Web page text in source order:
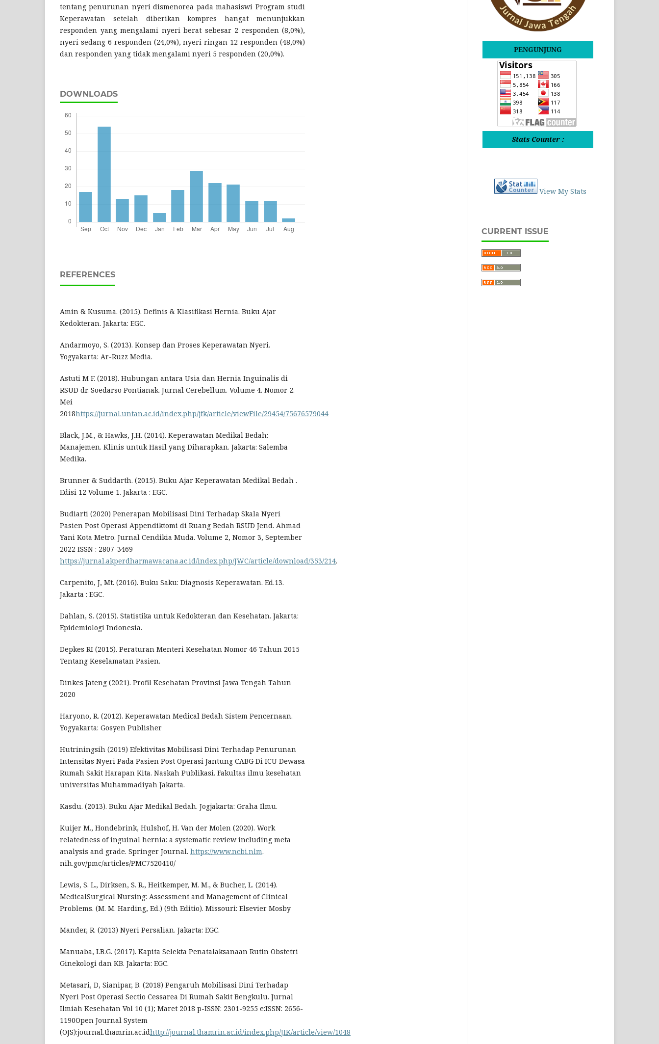
tentang penurunan nyeri dismenorea pada mahasiswi Program studi
Keperawatan setelah diberikan kompres hangat menunjukkan
responden yang mengalami nyeri berat sebesar 2 responden (8,0%),
nyeri sedang 6 responden (24,0%), nyeri ringan 12 responden (48,0%)
dan responden yang tidak mengalami nyeri 5 responden (20,0%).
DOWNLOADS
REFERENCES
Amin & Kusuma. (2015). Definis & Klasifikasi Hernia. Buku Ajar
Kedokteran. Jakarta: EGC.
Andarmoyo, S. (2013). Konsep dan Proses Keperawatan Nyeri.
Yogyakarta: Ar-Ruzz Media.
Astuti M F. (2018). Hubungan antara Usia dan Hernia Inguinalis di
RSUD dr. Soedarso Pontianak. Jurnal Cerebellum. Volume 4. Nomor 2.
Mei
2018https://jurnal.untan.ac.id/index.php/jfk/article/viewFile/29454/75676579044
Black, J.M., & Hawks, J.H. (2014). Keperawatan Medikal Bedah:
Manajemen. Klinis untuk Hasil yang Diharapkan. Jakarta: Salemba
Medika.
Brunner & Suddarth. (2015). Buku Ajar Keperawatan Medikal Bedah .
Edisi 12 Volume 1. Jakarta : EGC.
Budiarti (2020) Penerapan Mobilisasi Dini Terhadap Skala Nyeri
Pasien Post Operasi Appendiktomi di Ruang Bedah RSUD Jend. Ahmad
Yani Kota Metro. Jurnal Cendikia Muda. Volume 2, Nomor 3, September
2022 ISSN : 2807-3469
https://jurnal.akperdharmawacana.ac.id/index.php/JWC/article/download/353/214.
Carpenito, J, Mt. (2016). Buku Saku: Diagnosis Keperawatan. Ed.13.
Jakarta : EGC.
Dahlan, S. (2015). Statistika untuk Kedokteran dan Kesehatan. Jakarta:
Epidemiologi Indonesia.
Depkes RI (2015). Peraturan Menteri Kesehatan Nomor 46 Tahun 2015
Tentang Keselamatan Pasien.
Dinkes Jateng (2021). Profil Kesehatan Provinsi Jawa Tengah Tahun
2020
Haryono, R. (2012). Keperawatan Medical Bedah Sistem Pencernaan.
Yogyakarta: Gosyen Publisher
Hutriningsih (2019) Efektivitas Mobilisasi Dini Terhadap Penurunan
Intensitas Nyeri Pada Pasien Post Operasi Jantung CABG Di ICU Dewasa
Rumah Sakit Harapan Kita. Naskah Publikasi. Fakultas ilmu kesehatan
universitas Muhammadiyah Jakarta.
Kasdu. (2013). Buku Ajar Medikal Bedah. Jogjakarta: Graha Ilmu.
Kuijer M., Hondebrink, Hulshof, H. Van der Molen (2020). Work
relatedness of inguinal hernia: a systematic review including meta
analysis and grade. Springer Journal. https://www.ncbi.nlm.
nih.gov/pmc/articles/PMC7520410/
Lewis, S. L., Dirksen, S. R., Heitkemper, M. M., & Bucher, L. (2014).
MedicalSurgical Nursing: Assessment and Management of Clinical
Problems. (M. M. Harding, Ed.) (9th Editio). Missouri: Elsevier Mosby
Mander, R. (2013) Nyeri Persalian. Jakarta: EGC.
Manuaba, I.B.G. (2017). Kapita Selekta Penatalaksanaan Rutin Obstetri
Ginekologi dan KB. Jakarta: EGC.
Metasari, D, Sianipar, B. (2018) Pengaruh Mobilisasi Dini Terhadap
Nyeri Post Operasi Sectio Cessarea Di Rumah Sakit Bengkulu. Jurnal
Ilmiah Kesehatan Vol 10 (1); Maret 2018 p-ISSN: 2301-9255 e:ISSN: 2656-
1190Open Journal System
(OJS):journal.thamrin.ac.idhttp://journal.thamrin.ac.id/index.php/JIK/article/view/1048
PENGUNJUNG
Stats Counter :
View My Stats
CURRENT ISSUE